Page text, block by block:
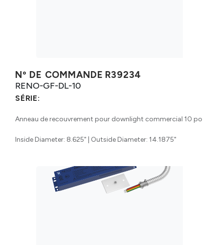
Nº DE COMMANDE R39234
RENO-GF-DL-10
SÉRIE:
Anneau de recouvrement pour downlight commercial 10 po
Inside Diameter: 8.625" | Outside Diameter: 14.1875"